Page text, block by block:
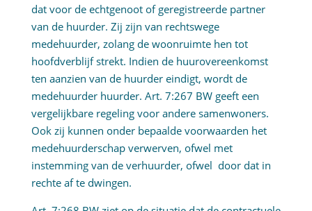
dat voor de echtgenoot of geregistreerde partner
van de huurder. Zij zijn van rechtswege
medehuurder, zolang de woonruimte hen tot
hoofdverblijf strekt. Indien de huurovereenkomst
ten aanzien van de huurder eindigt, wordt de
medehuurder huurder. Art. 7:267 BW geeft een
vergelijkbare regeling voor andere samenwoners.
Ook zij kunnen onder bepaalde voorwaarden het
medehuurderschap verwerven, ofwel met
instemming van de verhuurder, ofwel door dat in
rechte af te dwingen.